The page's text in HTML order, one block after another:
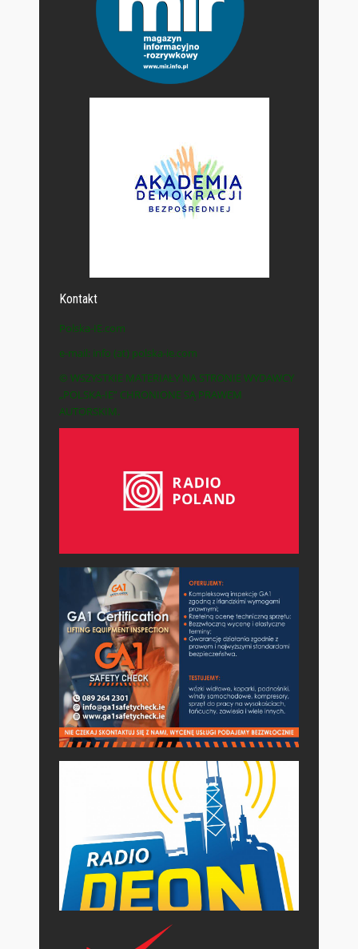
Kontakt
Polska-IE.com
e-mail: info (at) polska-ie.com
© WSZYSTKIE MATERIAŁY NA STRONIE WYDAWCY
„POLSKA-IE” CHRONIONE SĄ PRAWEM
AUTORSKIM.